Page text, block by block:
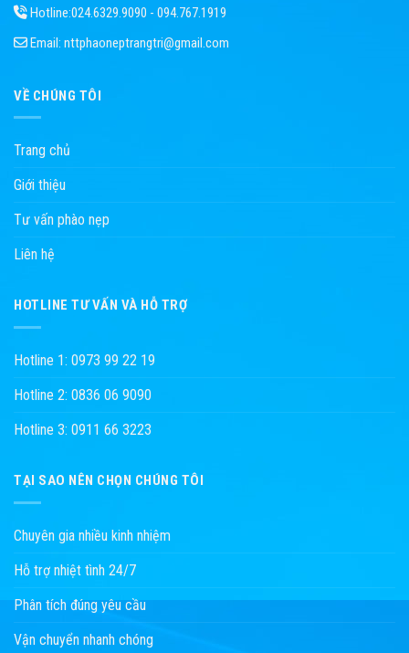
Hotline:024.6329.9090 - 094.767.1919
Email: nttphaoneptrangtri@gmail.com
VỀ CHÚNG TÔI
Trang chủ
Giới thiệu
Tư vấn phào nẹp
Liên hệ
HOTLINE TƯ VẤN VÀ HỖ TRỢ
Hotline 1: 0973 99 22 19
Hotline 2: 0836 06 9090
Hotline 3: 0911 66 3223
TẠI SAO NÊN CHỌN CHÚNG TÔI
Chuyên gia nhiều kinh nhiệm
Hỗ trợ nhiệt tình 24/7
Phân tích đúng yêu cầu
Vận chuyển nhanh chóng